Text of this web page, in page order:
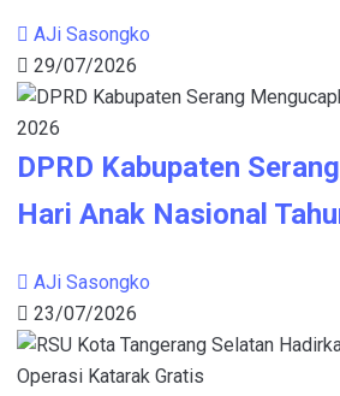
AJi Sasongko
29/07/2026
DPRD Kabupaten
Hari Anak Nasional
AJi Sasongko
23/07/2026